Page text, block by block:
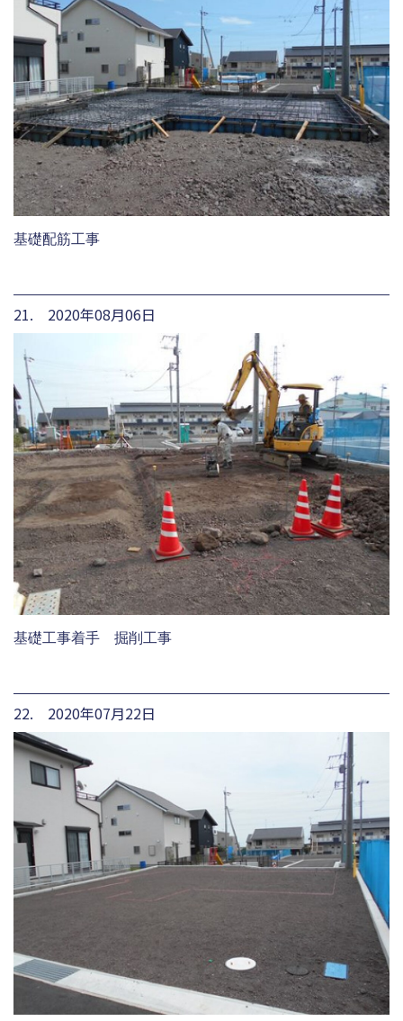
基礎配筋工事
21. 2020年08月06日
基礎工事着手 掘削工事
22. 2020年07月22日